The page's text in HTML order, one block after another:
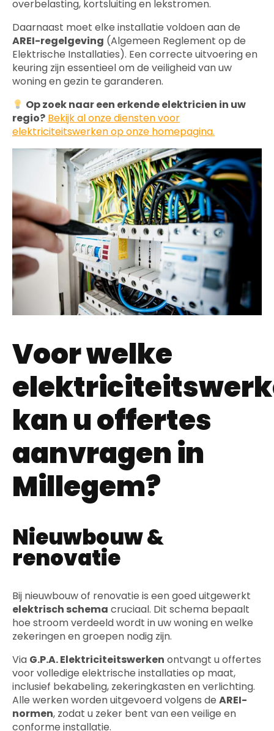
overbelasting, kortsluiting en lekstromen.
Daarnaast moet elke installatie voldoen aan de
AREI-regelgeving (Algemeen Reglement op de
Elektrische Installaties). Een correcte uitvoering en
keuring zijn essentieel om de veiligheid van uw
woning en gezin te garanderen.
Op zoek naar een erkende elektricien in uw
regio? Bekijk al onze diensten voor
elektriciteitswerken op onze homepagina.
Voor welke
kan u offertes
aanvragen in
Millegem?
Nieuwbouw &
renovatie
Bij nieuwbouw of renovatie is een goed uitgewerkt
elektrisch schema cruciaal. Dit schema bepaalt
hoe stroom verdeeld wordt in uw woning en welke
zekeringen en groepen nodig zijn.
Via G.P.A. Elektriciteitswerken ontvangt u offertes
voor volledige elektrische installaties op maat,
inclusief bekabeling, zekeringkasten en verlichting.
Alle werken worden uitgevoerd volgens de AREI-
normen, zodat u zeker bent van een veilige en
conforme installatie.